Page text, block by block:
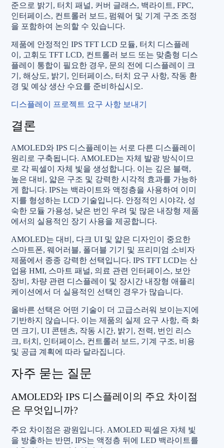
준으로 밝기, 터치 패널, 커버 글래스, 백라이트, FPC,
인터페이스, 컨트롤러 보드, 펌웨어 및 기계 구조 조정
을 포함하여 논의할 수 있습니다.
제품에 안정적인 IPS TFT LCD 모듈, 터치 디스플레
이, 고휘도 TFT LCD, 컨트롤러 보드 또는 맞춤형 디스
플레이 통합이 필요한 경우, 문의 전에 디스플레이 크
기, 해상도, 밝기, 인터페이스, 터치 요구 사항, 작동 환
경 및 예상 생산 수요를 준비하십시오.
디스플레이 프로젝트 요구 사항 보내기
결론
AMOLED와 IPS 디스플레이는 서로 다른 디스플레이
원리로 구축됩니다. AMOLED는 자체 발광 방식이므
로 각 픽셀이 자체 빛을 생성합니다. 이는 깊은 블랙,
높은 대비, 얇은 구조 및 강력한 시각적 효과를 가능하
게 합니다. IPS는 백라이트와 액정층을 사용하여 이미
지를 형성하는 LCD 기술입니다. 안정적인 시야각, 성
숙한 모듈 가용성, 낮은 번인 우려 및 많은 내장형 제품
에서의 실용적인 장기 사용을 제공합니다.
AMOLED는 대비, 다크 UI 및 얇은 디자인이 중요한
스마트폰, 웨어러블, 폴더블 기기 및 프리미엄 소비자
제품에서 종종 강력한 선택입니다. IPS TFT LCD는 산
업용 HMI, 스마트 패널, 의료 관련 인터페이스, 보안
장비, 차량 관련 디스플레이 및 장시간 내장형 애플리
케이션에서 더 실용적인 선택인 경우가 많습니다.
올바른 선택은 어떤 기술이 더 고급스러워 보이는지에
기반하지 않습니다. 이는 제품의 실제 요구 사항, 즉 화
면 크기, UI 콘텐츠, 작동 시간, 밝기, 전력, 번인 리스
크, 터치, 인터페이스, 컨트롤러 보드, 기계 구조, 비용
및 공급 계획에 따라 달라집니다.
자주 묻는 질문
AMOLED와 IPS 디스플레이의 주요 차이점
은 무엇입니까?
주요 차이점은 광원입니다. AMOLED 픽셀은 자체 빛
을 방출하는 반면, IPS는 액정층 뒤에 LED 백라이트를